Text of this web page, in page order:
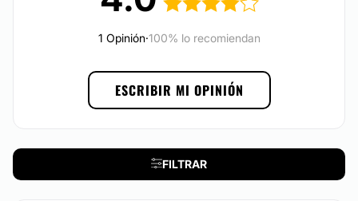
provincia de Asturias.
Posibilidad de videoconsulta:
Financiación o facilidades de pago:
Tratamiento obesidad
1 Opinión·100% lo recomiendan
ESCRIBIR MI OPINIÓN
FILTRAR